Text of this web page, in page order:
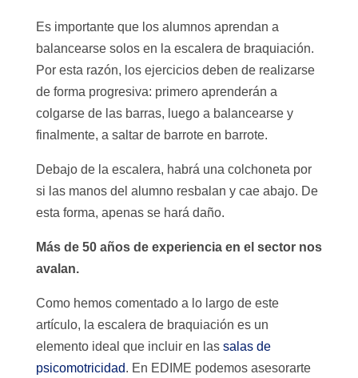
Es importante que los alumnos aprendan a
balancearse solos en la escalera de braquiación.
Por esta razón, los ejercicios deben de realizarse
de forma progresiva: primero aprenderán a
colgarse de las barras, luego a balancearse y
finalmente, a saltar de barrote en barrote.
Debajo de la escalera, habrá una colchoneta por
si las manos del alumno resbalan y cae abajo. De
esta forma, apenas se hará daño.
Más de 50 años de experiencia en el sector nos
avalan.
Como hemos comentado a lo largo de este
artículo, la escalera de braquiación es un
elemento ideal que incluir en las salas de
psicomotricidad. En EDIME podemos asesorarte